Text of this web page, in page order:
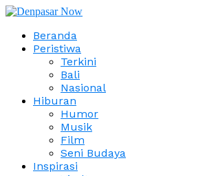
Beranda
Peristiwa
Terkini
Bali
Nasional
Hiburan
Humor
Musik
Film
Seni Budaya
Inspirasi